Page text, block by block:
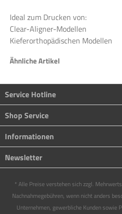
Ideal zum Drucken von:
Clear-Aligner-Modellen
Kieferorthopädischen Modellen
Ähnliche Artikel
Service Hotline
Shop Service
Informationen
Newsletter
* Alle Preise verstehen sich zzgl.
Nachnahmegebühren, wenn nicht anders
Unternehmen, gewerbliche Kunden sowie